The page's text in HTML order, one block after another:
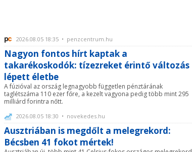
2026.08.05 18:35 • penzcentrum.hu
Nagyon fontos hírt kaptak a
takarékoskodók: tízezreket érintő változás
lépett életbe
A fúzióval az ország legnagyobb független pénztárának
taglétszáma 110 ezer főre, a kezelt vagyona pedig több mint 295
milliárd forintra nőtt.
2026.08.05 18:30 • novekedes.hu
Ausztriában is megdőlt a melegrekord:
Bécsben 41 fokot mértek!